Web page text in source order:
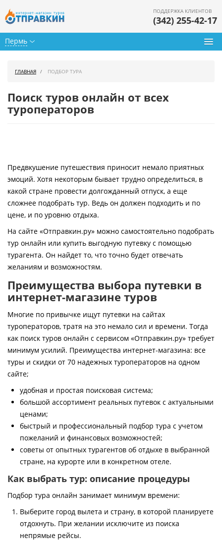
Пермь
ПОДДЕРЖКА КЛИЕНТОВ
(342) 255-42-17
Горящие туры
Страны
Как купить
Контакты
ГЛАВНАЯ ПОДБОР ТУРА
Поиск туров онлайн от всех
туроператоров
Предвкушение путешествия приносит немало приятных
эмоций. Хотя некоторым бывает трудно определиться, в
какой стране провести долгожданный отпуск, а еще
сложнее подобрать тур. Ведь он должен подходить и по
цене, и по уровню отдыха.
На сайте «Отправкин.ру» можно самостоятельно подобрать
тур онлайн или купить выгодную путевку с помощью
турагента. Он найдет то, что точно будет отвечать
желаниям и возможностям.
Преимущества выбора путевки в
интернет-магазине туров
Многие по привычке ищут путевки на сайтах
туроператоров, тратя на это немало сил и времени. Тогда
как поиск туров онлайн с сервисом «Отправкин.ру» требует
минимум усилий. Преимущества интернет-магазина: все
туры и скидки от 70 надежных туроператоров на одном
сайте;
удобная и простая поисковая система;
большой ассортимент реальных путевок с актуальными
ценами;
быстрый и профессиональный подбор тура с учетом
пожеланий и финансовых возможностей;
советы от опытных турагентов об отдыхе в выбранной
стране, на курорте или в конкретном отеле.
Как выбрать тур: описание процедуры
Подбор тура онлайн занимает минимум времени:
Выберите город вылета и страну, в которой планируете
отдохнуть. При желании исключите из поиска
непрямые рейсы.